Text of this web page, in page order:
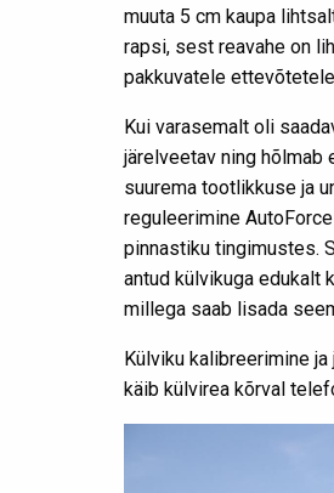
muuta 5 cm kaupa
rapsi, sest reavahe on
pakkuvatele
Kui varasemalt oli
järelveetav ning hõlmab
suurema tootlikkuse ja
reguleerimine
pinnastiku tingimustes.
antud külvikuga edukalt
millega saab lisada
Külviku kalibreerimine
käib külvirea kõrval